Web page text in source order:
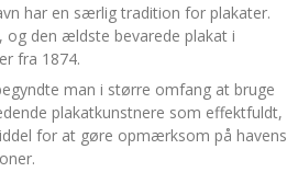
har en særlig tradition for plakater.
og den ældste bevarede plakat i
fra 1874.
man i større omfang at bruge
plakatkunstnere som effektfuldt,
for at gøre opmærksom på havens